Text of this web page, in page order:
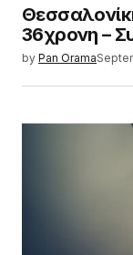
36χρονη –
by Pan Orama